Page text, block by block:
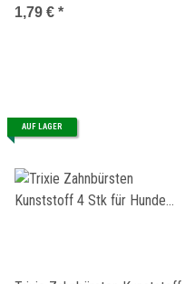
Türkis
1,79 € *
AUF LAGER